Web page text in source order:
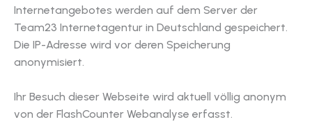
Internetangebotes werden auf dem Server der
Team23 Internetagentur in Deutschland gespeichert.
Die IP-Adresse wird vor deren Speicherung
anonymisiert.
Ihr Besuch dieser Webseite wird aktuell völlig anonym
von der FlashCounter Webanalyse erfasst.